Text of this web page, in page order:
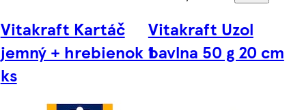
Vitakraft Kartáč
jemný + hrebienok 1
ks
Vitakraft Uzol
bavlna 50 g 20 cm